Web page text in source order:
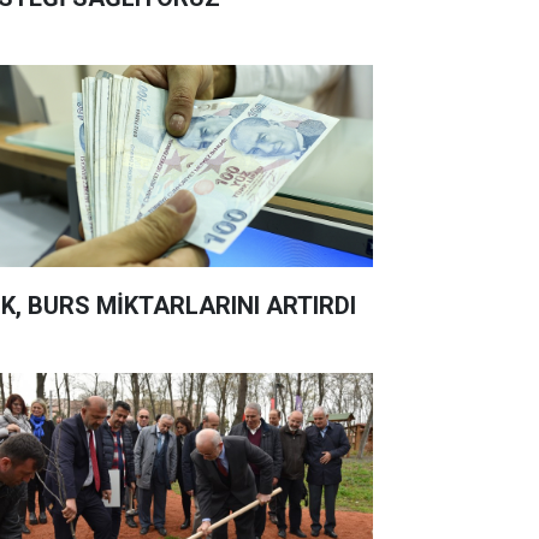
BURS MİKTARLARINI ARTIRDI